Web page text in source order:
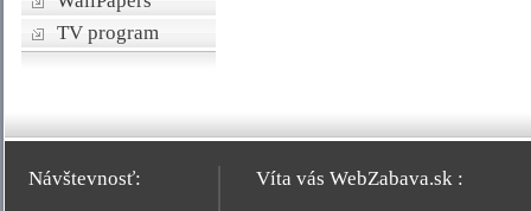
TV program
Návštevnosť: Víta vás WebZabava.sk :